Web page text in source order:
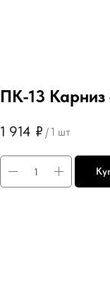
ПК-13
1 914 ₽ / 1 шт